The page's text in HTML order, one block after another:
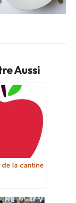
Aussi
de la cantine